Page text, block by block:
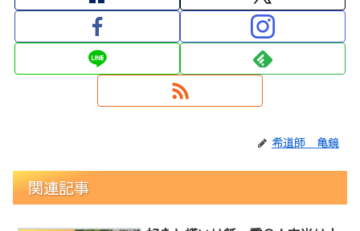
希道師 亀鏡
関連記事